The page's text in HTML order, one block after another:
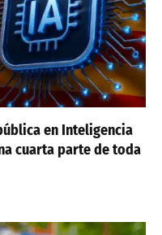
en Inteligencia
cuarta parte de toda